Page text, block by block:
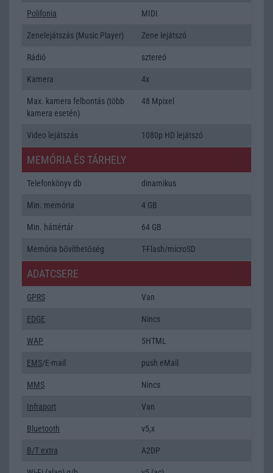
Polifonia MIDI
Zenelejátszás (Music Player) Zene lejátszó
Rádió sztereó
Kamera 4x
Max. kamera felbontás (több
kamera esetén)
48 Mpixel
Video lejátszás 1080p HD lejátszó
MEMÓRIA ÉS TÁRHELY
Telefonkönyv db dinamikus
Min. memória 4 GB
Min. háttértár 64 GB
Memória bővíthetőség T-Flash/microSD
ADATCSERE
GPRS Van
EDGE Nincs
WAP 5HTML
EMS/E-mail push eMail
MMS Nincs
Infraport Van
Bluetooth v5,x
B/T extra A2DP